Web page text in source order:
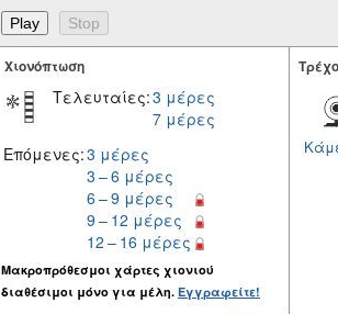
Χιονόπτωση
Τελευταίες:3 μέρες
7 μέρες
Επόμενες:3 μέρες
3 – 6 μέρες
6 – 9 μέρες
9 – 12 μέρες
12 – 16 μέρες
Μακροπρόθεσμοι χάρτες χιονιού
διαθέσιμοι μόνο για μέλη. Εγγραφείτε!